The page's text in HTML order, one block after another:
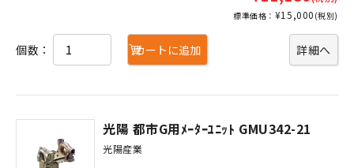
標準価格： ¥15,000 (税別)
詳細へ
個数： カートに追加
光陽 都市G用ﾒｰﾀｰﾕﾆｯﾄ GMU342-21
光陽産業